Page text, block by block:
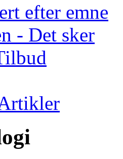
efter emne
- Det sker